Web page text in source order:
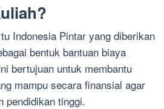
Indonesia Pintar yang diberikan
bentuk bantuan biaya
bertujuan untuk membantu
mampu secara finansial agar
pendidikan tinggi.